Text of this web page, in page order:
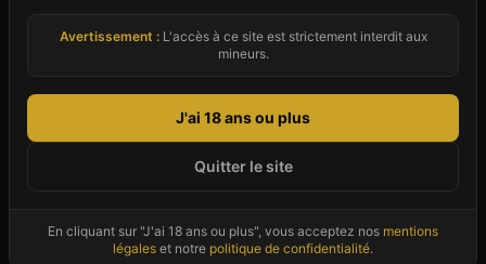
Avertissement :L'accès à ce site est strictement interdit aux
mineurs.
J'ai 18 ans ou plus
Quitter le site
En cliquant sur "J'ai 18 ans ou plus", vous acceptez nos mentions
légales et notre politique de confidentialité.
Des libertins près de
Bourgogne-Franche-Comté
vous attendent
maintenant dans votre secteur